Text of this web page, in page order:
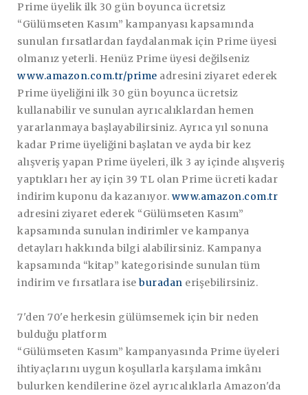
Prime üyelik ilk 30 gün boyunca ücretsiz
“Gülümseten Kasım” kampanyası kapsamında
sunulan fırsatlardan faydalanmak için Prime üyesi
olmanız yeterli. Henüz Prime üyesi değilseniz
www.amazon.com.tr/prime adresini ziyaret ederek
Prime üyeliğini ilk 30 gün boyunca ücretsiz
kullanabilir ve sunulan ayrıcalıklardan hemen
yararlanmaya başlayabilirsiniz. Ayrıca yıl sonuna
kadar Prime üyeliğini başlatan ve ayda bir kez
alışveriş yapan Prime üyeleri, ilk 3 ay içinde alışveriş
yaptıkları her ay için 39 TL olan Prime ücreti kadar
indirim kuponu da kazanıyor. www.amazon.com.tr
adresini ziyaret ederek “Gülümseten Kasım”
kapsamında sunulan indirimler ve kampanya
detayları hakkında bilgi alabilirsiniz. Kampanya
kapsamında “kitap” kategorisinde sunulan tüm
indirim ve fırsatlara ise buradan erişebilirsiniz.
7'den 70'e herkesin gülümsemek için bir neden
bulduğu platform
“Gülümseten Kasım” kampanyasında Prime üyeleri
ihtiyaçlarını uygun koşullarla karşılama imkânı
bulurken kendilerine özel ayrıcalıklarla Amazon'da